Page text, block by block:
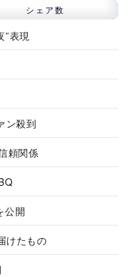
シェア数
”表現
ン殺到
頼関係
公開
けたもの